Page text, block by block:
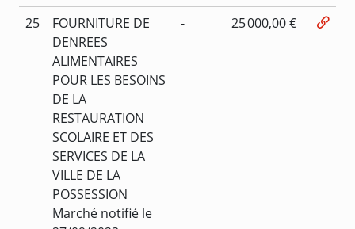
25
FOURNITURE DE
DENREES
ALIMENTAIRES
POUR LES BESOINS
DE LA
RESTAURATION
SCOLAIRE ET DES
SERVICES DE LA
VILLE DE LA
POSSESSION
Marché notifié le
- 25 000,00 €